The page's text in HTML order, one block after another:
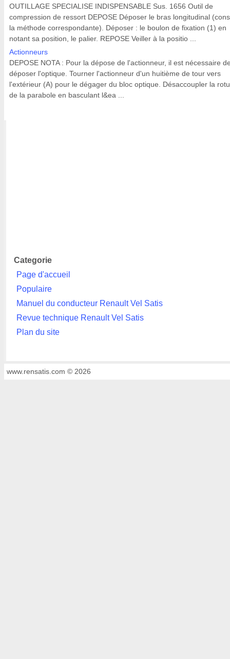
OUTILLAGE SPECIALISE INDISPENSABLE Sus. 1656 Outil de
compression de ressort DEPOSE Déposer le bras longitudinal
la méthode correspondante). Déposer : le boulon de fixation (1) en
notant sa position, le palier. REPOSE Veiller à la positio ...
Actionneurs
DEPOSE NOTA : Pour la dépose de l'actionneur, il est nécessaire
déposer l'optique. Tourner l'actionneur d'un huitième de tour vers
l'extérieur (A) pour le dégager du bloc optique. Désaccoupler la
de la parabole en basculant l&ea ...
Categorie
Page d'accueil
Populaire
Manuel du conducteur Renault Vel Satis
Revue technique Renault Vel Satis
Plan du site
www.rensatis.com © 2026